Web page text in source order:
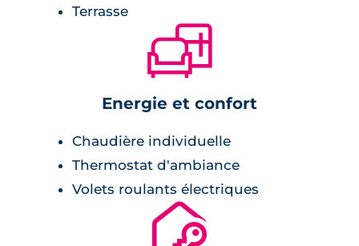
Terrasse
🛋
Energie et confort
Chaudière individuelle
Thermostat d'ambiance
Volets roulants électriques
🔐